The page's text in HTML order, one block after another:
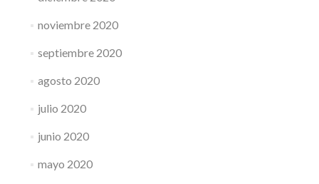
noviembre 2020
septiembre 2020
agosto 2020
julio 2020
junio 2020
mayo 2020